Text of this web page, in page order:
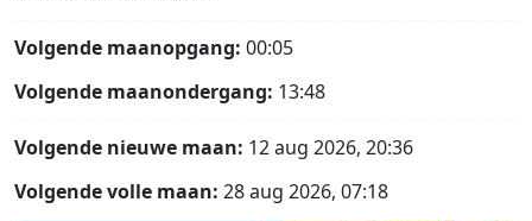
Volgende maanopgang: 00:05
Volgende maanondergang: 13:48
Volgende nieuwe maan: 12 aug 2026, 20:36
Volgende volle maan: 28 aug 2026, 07:18